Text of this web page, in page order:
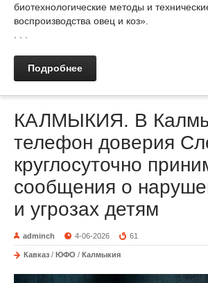
биотехнологические методы и
воспроизводства овец и коз».
Подробнее
КАЛМЫКИЯ. В
телефон доверия
круглосуточно
сообщения о
и угрозах детям
adminch 4-06-2026 61
Кавказ / ЮФО / Калмыкия